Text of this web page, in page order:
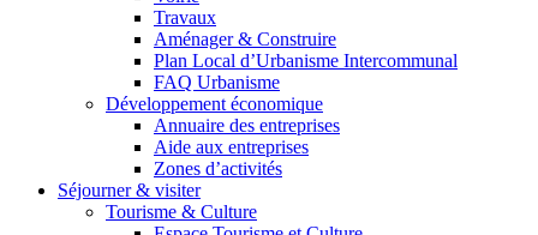
Travaux
Aménager & Construire
Plan Local d’Urbanisme Intercommunal
FAQ Urbanisme
Développement économique
Annuaire des entreprises
Aide aux entreprises
Zones d’activités
Séjourner & visiter
Tourisme & Culture